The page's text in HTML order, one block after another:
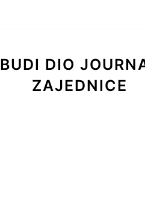
BUDI DIO
ZAJEDNICE